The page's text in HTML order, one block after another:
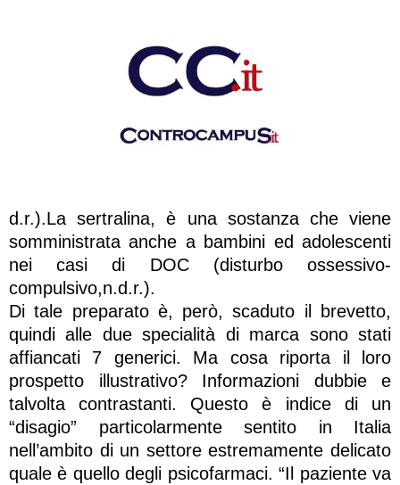
d.r.).La sertralina, è una sostanza che viene
somministrata anche a bambini ed adolescenti
nei casi di DOC (disturbo ossessivo-
compulsivo,n.d.r.).
Di tale preparato è, però, scaduto il brevetto,
quindi alle due specialità di marca sono stati
affiancati 7 generici. Ma cosa riporta il loro
prospetto illustrativo? Informazioni dubbie e
talvolta contrastanti. Questo è indice di un
“disagio” particolarmente sentito in Italia
nell’ambito di un settore estremamente delicato
quale è quello degli psicofarmaci. “Il paziente va